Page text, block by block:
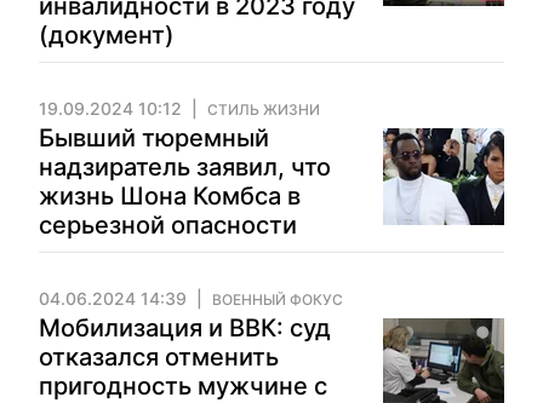
инвалидности в 2023 году
(документ)
19.09.2024 10:12 СТИЛЬ ЖИЗНИ
Бывший тюремный
надзиратель заявил, что
жизнь Шона Комбса в
серьезной опасности
04.06.2024 14:39 ВОЕННЫЙ ФОКУС
Мобилизация и ВВК: суд
отказался отменить
пригодность мужчине с